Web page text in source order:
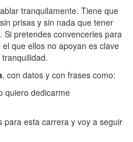
tranquilamente. Tiene que
prisas y sin nada que tener
pretendes convencerles para
que ellos no apoyan es clave
, con datos y con frases como:
quiero dedicarme
para esta carrera y voy a seguir